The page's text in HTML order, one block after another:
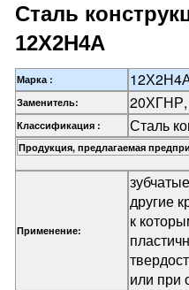
Сталь
12Х2Н4А
Марка :
Заменитель:
Классификация : Сталь
Продукция, предлагаемая
Применение:
другие
к
или при